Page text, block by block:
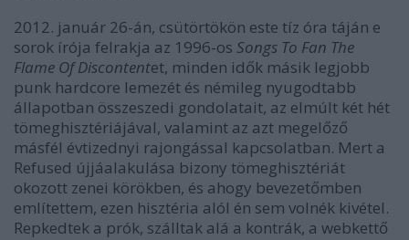
2012. január 26-án, csütörtökön este tíz óra táján e
sorok írója felrakja az 1996-os Songs To Fan The
Flame Of Discontentet, minden idők másik legjobb
punk hardcore lemezét és némileg nyugodtabb
állapotban összeszedi gondolatait, az elmúlt két hét
tömeghisztériájával, valamint az azt megelőző
másfél évtizednyi rajongással kapcsolatban. Mert a
Refused újjáalakulása bizony tömeghisztériát
okozott zenei körökben, és ahogy bevezetőmben
említettem, ezen hisztéria alól én sem volnék kivétel.
Repkedtek a prók, szálltak alá a kontrák, a webkettő